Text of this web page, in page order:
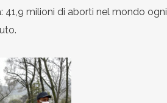
milioni di aborti nel mondo ogni